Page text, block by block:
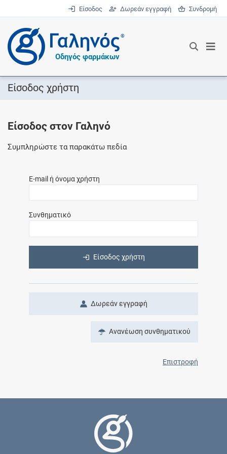
Είσοδος Δωρεάν εγγραφή Συνδρομή
®
Οδηγός φαρμάκων
Είσοδος χρήστη
Είσοδος στον Γαληνό
Συμπληρώστε τα παρακάτω πεδία
E-mail ή όνομα χρήστη
Συνθηματικό
Είσοδος χρήστη
Δωρεάν εγγραφή
Ανανέωση συνθηματικού
Επιστροφή